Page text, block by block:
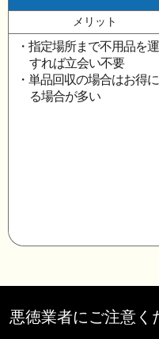
メリット
・指定場所まで不用品を
すれば立会い不要
・単品回収の場合はお得
る場合が多い
悪徳業者にご注意く